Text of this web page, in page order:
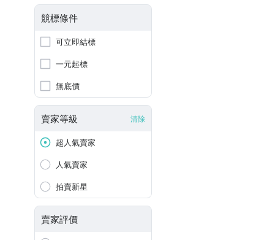
競標條件
可立即結標
一元起標
無底價
賣家等級 清除
超人氣賣家
人氣賣家
拍賣新星
賣家評價